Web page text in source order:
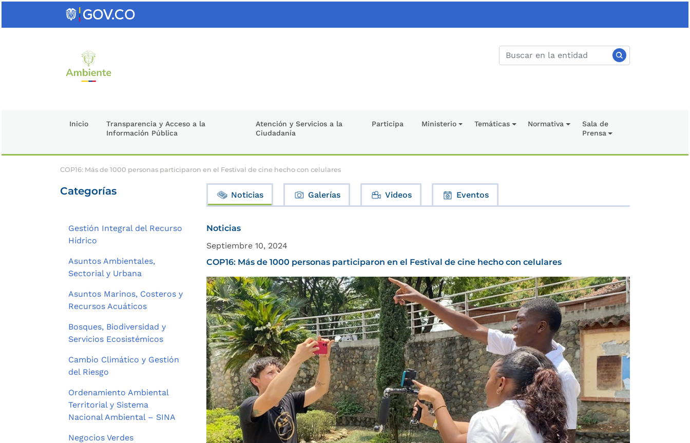
Inicio
Transparencia y Acceso a la
Información Pública
Atención y Servicios a la
Ciudadanía
Participa Ministerio Temáticas Normativa
Sala de
Prensa
COP16: Más de 1000 personas participaron en el Festival de cine hecho con celulares
Categorías
Gestión Integral del Recurso
Hídrico
Asuntos Ambientales,
Sectorial y Urbana
Asuntos Marinos, Costeros y
Recursos Acuáticos
Bosques, Biodiversidad y
Servicios Ecosistémicos
Cambio Climático y Gestión
del Riesgo
Ordenamiento Ambiental
Territorial y Sistema
Nacional Ambiental – SINA
Negocios Verdes
Noticias Galerías Videos Eventos
Noticias
Septiembre 10, 2024
COP16: Más de 1000 personas participaron en el Festival de cine hecho con celulares